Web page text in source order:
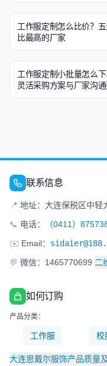
工作服定制怎么比价？
比最高的厂家
工作服定制小批量怎么
灵活采购方案与厂家沟
联系信息
📍 地址：大连保税区中轻
📞 电话：
（0411）
✉️ Email：
💬 微信：1465770699 二
如何订购
产品分类：
工作服 校
大连思戴尔服饰产品质量